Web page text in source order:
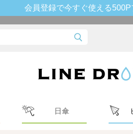
会員登録で今すぐ使える500P
日傘